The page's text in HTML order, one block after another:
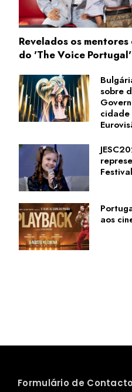
Revelados os
do 'The Voice Portugal'
sobre
cidade
aos
Formulário de